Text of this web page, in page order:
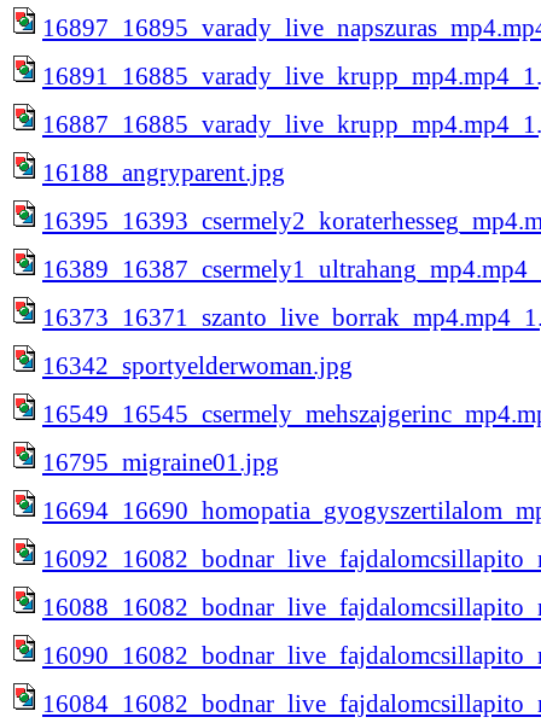
16188_angryparent.jpg
16342_sportyelderwoman.jpg
16795_migraine01.jpg